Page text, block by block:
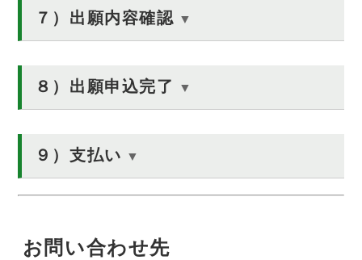
７）出願内容確認
８）出願申込完了
９）支払い
お問い合わせ先